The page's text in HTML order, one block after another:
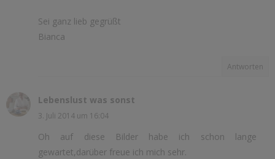
Sei ganz lieb gegrüßt
Bianca
Antworten
Lebenslust was sonst
3. Juli 2014 um 16:04
Oh auf diese Bilder habe ich schon lange
gewartet,darüber freue ich mich sehr.